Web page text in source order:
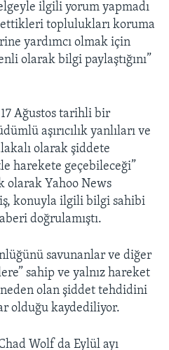
ilgili yorum yapmadı
toplulukları koruma
yardımcı olmak için
olarak bilgi paylaştığını”
17 Ağustos tarihli bir
aşırıcılık yanlıları ve
olarak şiddete
harekete geçebileceği”
olarak Yahoo News
konuyla ilgili bilgi sahibi
doğrulamıştı.
savunanlar ve diğer
sahip ve yalnız hareket
olan şiddet tehdidini
olduğu kaydediliyor.
Wolf da Eylül ayı